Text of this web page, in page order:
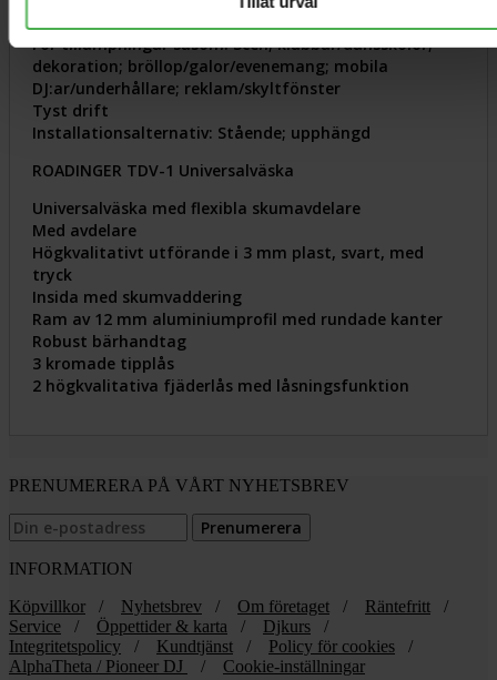
För tillämpningar såsom: Scen; klubbar/dansskolor;
dekoration; bröllop/galor/evenemang; mobila
DJ:ar/underhållare; reklam/skyltfönster
Tyst drift
Installationsalternativ: Stående; upphängd
ROADINGER TDV-1 Universalväska
Universalväska med flexibla skumavdelare
Med avdelare
Högkvalitativt utförande i 3 mm plast, svart, med
tryck
Insida med skumvaddering
Ram av 12 mm aluminiumprofil med rundade kanter
Robust bärhandtag
3 kromade tipplås
2 högkvalitativa fjäderlås med låsningsfunktion
PRENUMERERA PÅ VÅRT NYHETSBREV
INFORMATION
Köpvillkor / Nyhetsbrev / Om företaget / Räntefritt /
Service / Öppettider & karta / Djkurs /
Integritetspolicy / Kundtjänst / Policy för cookies /
AlphaTheta / Pioneer DJ
/ Cookie-inställningar